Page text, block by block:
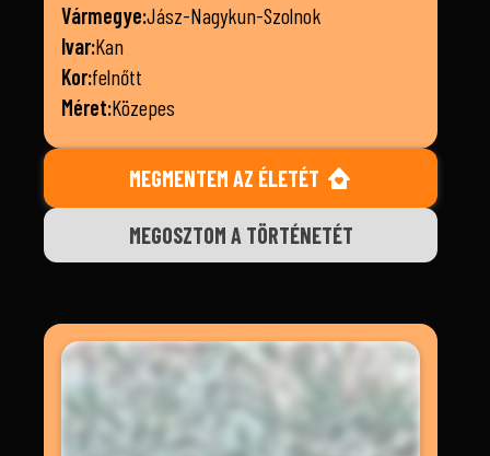
Vármegye:Jász-Nagykun-Szolnok
Ivar:Kan
Kor:felnőtt
Méret:Közepes
MEGMENTEM AZ ÉLETÉT
MEGOSZTOM A TÖRTÉNETÉT